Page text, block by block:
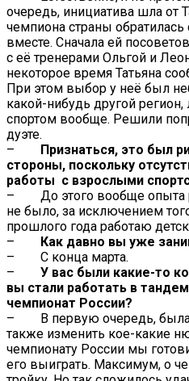
очередь, инициатива шла от
чемпиона страны обратилась
вместе. Сначала ей
с её тренерами Ольгой и
некоторое время Татьяна
При этом выбор у неё был
какой-нибудь другой регион,
спортом вообще. Решили
дуэте.
–
Признаться, это был
стороны, поскольку
работы с взрослыми
– До этого вообще опыта
не было, за исключением
прошлого года работаю
–
Как давно вы уже
– С конца марта.
– У вас были какие-то
вы стали работать в
чемпионат России?
– В первую очередь, была
также изменить кое-какие
чемпионату России мы
его выиграть. Максимум, о